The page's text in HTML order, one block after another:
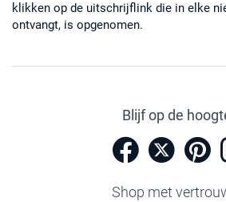
klikken op de uitschrijflink die in elke
ontvangt, is opgenomen.
Blijf op de
Shop met